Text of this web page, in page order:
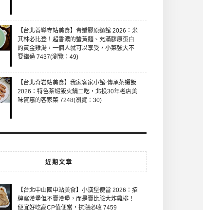
【台北善導寺站美食】青嬌膠原麵館 2026：米
其林必比登！超香濃的蟹黃麵、充滿膠原蛋白
的黃金雞湯，一個人就可以享受，小菜強大不
要錯過 7437(瀏覽：49)
【台北奇岩站美食】我家客家小館-傳承茶蝦飯
2026：特色茶蝦飯火鍋二吃，北投30年老店美
味實惠的客家菜 7248(瀏覽：30)
近期文章
【台北中山國中站美食】小漢堡便當 2026：招
牌寫漢堡但不賣漢堡，而是賣比臉大炸雞排！
便宜好吃高CP值便當，抗漲必收 7459